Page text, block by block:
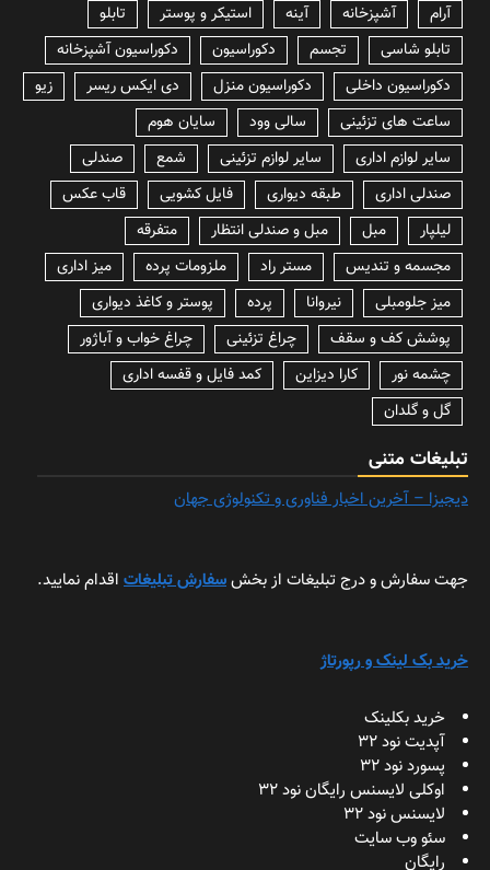
آرام
آشپزخانه آینه استیکر و پوستر
تابلو
تابلو شاسی
تجسم دکوراسیون
دکوراسیون آشپزخانه
دکوراسیون داخلی
دکوراسیون منزل دی ایکس ریسر
زیو
ساعت های تزئینی
سالی وود
سایان هوم
سایر لوازم اداری
سایر لوازم تزئینی شمع
صندلی
صندلی اداری
طبقه دیواری فایل کشویی
قاب عکس
لیلپار
مبل مبل و صندلی انتظار
متفرقه
مجسمه و تندیس
مستر راد ملزومات پرده
میز اداری
میز جلومبلی
نیروانا پرده
پوستر و کاغذ دیواری
پوشش کف و سقف
چراغ تزئینی
چراغ خواب و آباژور
چشمه نور
کارا دیزاین
کمد فایل و قفسه اداری
گل و گلدان
تبلیغات متنی
دیجیزا – آخرین اخبار فناوری و تکنولوژی جهان
جهت سفارش و درج تبلیغات از بخشسفارش تبلیغات اقدام نمایید.
خرید بک لینک و رپورتاژ
خرید بکلینک
آپدیت نود 32
پسورد نود 32
اوکلی لایسنس رایگان نود 32
لایسنس نود 32
سئو وب سایت
رایگان